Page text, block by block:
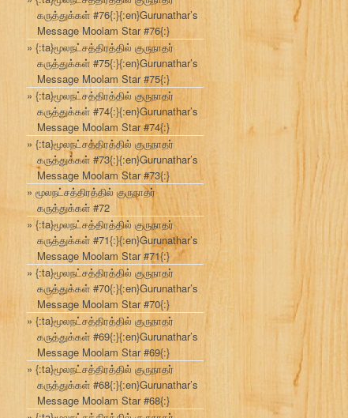
கருத்துக்கள் #76{:}{:en}Gurunathar’s
Message Moolam Star #76{:}
{:ta}மூலநட்சத்திரத்தில் குருநாதர்
கருத்துக்கள் #75{:}{:en}Gurunathar’s
Message Moolam Star #75{:}
{:ta}மூலநட்சத்திரத்தில் குருநாதர்
கருத்துக்கள் #74{:}{:en}Gurunathar’s
Message Moolam Star #74{:}
{:ta}மூலநட்சத்திரத்தில் குருநாதர்
கருத்துக்கள் #73{:}{:en}Gurunathar’s
Message Moolam Star #73{:}
மூலநட்சத்திரத்தில் குருநாதர்
கருத்துக்கள் #72
{:ta}மூலநட்சத்திரத்தில் குருநாதர்
கருத்துக்கள் #71{:}{:en}Gurunathar’s
Message Moolam Star #71{:}
{:ta}மூலநட்சத்திரத்தில் குருநாதர்
கருத்துக்கள் #70{:}{:en}Gurunathar’s
Message Moolam Star #70{:}
{:ta}மூலநட்சத்திரத்தில் குருநாதர்
கருத்துக்கள் #69{:}{:en}Gurunathar’s
Message Moolam Star #69{:}
{:ta}மூலநட்சத்திரத்தில் குருநாதர்
கருத்துக்கள் #68{:}{:en}Gurunathar’s
Message Moolam Star #68{:}